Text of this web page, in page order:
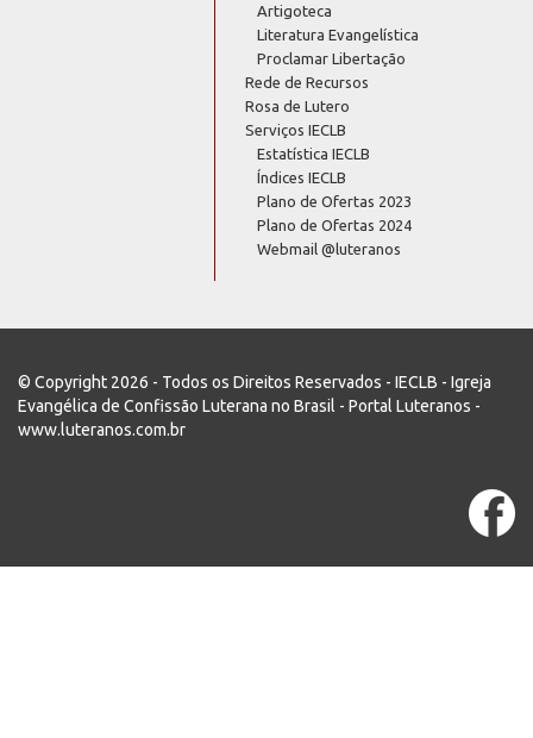
Artigoteca
Literatura Evangelística
Proclamar Libertação
Rede de Recursos
Rosa de Lutero
Serviços IECLB
Estatística IECLB
Índices IECLB
Plano de Ofertas 2023
Plano de Ofertas 2024
Webmail @luteranos
© Copyright 2026 - Todos os Direitos Reservados - IECLB - Igreja
Evangélica de Confissão Luterana no Brasil - Portal Luteranos -
www.luteranos.com.br